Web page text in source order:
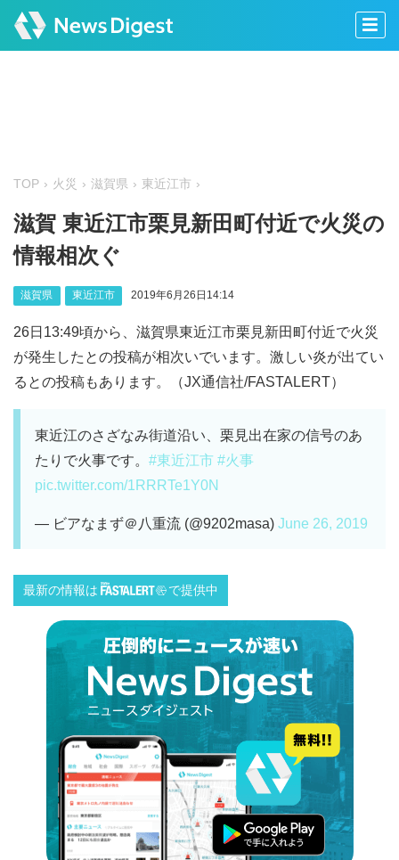
TOP 火災 滋賀県 東近江市
滋賀 東近江市栗見新田町付近で火災の
情報相次ぐ
滋賀県 東近江市 2019年6月26日14:14
26日13:49頃から、滋賀県東近江市栗見新田町付近で火災
が発生したとの投稿が相次いでいます。激しい炎が出てい
るとの投稿もあります。（JX通信社/FASTALERT）
東近江のさざなみ街道沿い、栗見出在家の信号のあ
たりで火事です。 #東近江市 #火事
pic.twitter.com/1RRRTe1Y0N
— ビアなまず＠八重流 (@9202masa) June 26, 2019
最新の情報は で提供中